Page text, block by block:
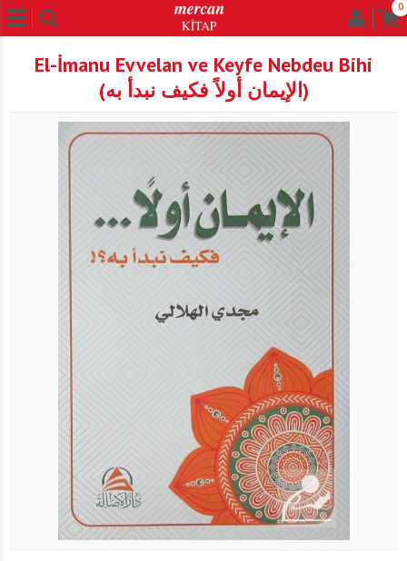
0
El-İmanu Evvelan ve Keyfe Nebdeu Bihi
(الإيمان أولاً فكيف نبدأ به)